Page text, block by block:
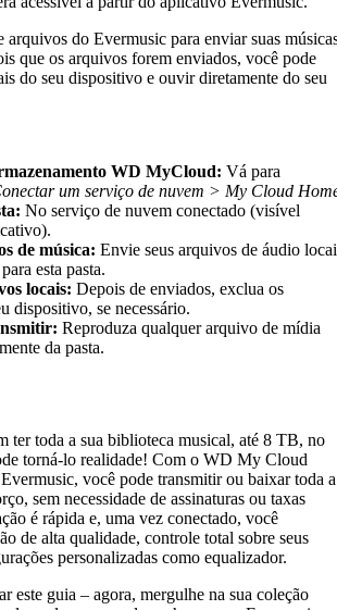
arquivos do Evermusic para enviar suas
que os arquivos forem enviados, você pode
do seu dispositivo e ouvir diretamente do seu
WD MyCloud: Vá para
um serviço de nuvem > My Cloud
No serviço de nuvem conectado (visível
de música: Envie seus arquivos de áudio
esta pasta.
locais: Depois de enviados, exclua os
dispositivo, se necessário.
Reproduza qualquer arquivo de mídia
da pasta.
ter toda a sua biblioteca musical, até 8 TB, no
torná-lo realidade! Com o WD My Cloud
você pode transmitir ou baixar toda a
sem necessidade de assinaturas ou taxas
é rápida e, uma vez conectado, você
de alta qualidade, controle total sobre seus
personalizadas como equalizador.
este guia – agora, mergulhe na sua coleção